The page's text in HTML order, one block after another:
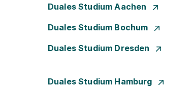
Duales Studium Aachen
Duales Studium Bochum
Duales Studium Dresden
Duales Studium Hamburg